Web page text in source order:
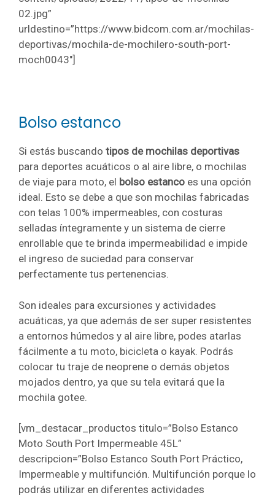
02.jpg”
urldestino=”https://www.bidcom.com.ar/mochilas-
deportivas/mochila-de-mochilero-south-port-
moch0043″]
Bolso estanco
Si estás buscando tipos de mochilas deportivas
para deportes acuáticos o al aire libre, o mochilas
de viaje para moto, el bolso estanco es una opción
ideal. Esto se debe a que son mochilas fabricadas
con telas 100% impermeables, con costuras
selladas íntegramente y un sistema de cierre
enrollable que te brinda impermeabilidad e impide
el ingreso de suciedad para conservar
perfectamente tus pertenencias.
Son ideales para excursiones y actividades
acuáticas, ya que además de ser super resistentes
a entornos húmedos y al aire libre, podes atarlas
fácilmente a tu moto, bicicleta o kayak. Podrás
colocar tu traje de neoprene o demás objetos
mojados dentro, ya que su tela evitará que la
mochila gotee.
[vm_destacar_productos titulo=”Bolso Estanco
Moto South Port Impermeable 45L”
descripcion=”Bolso Estanco South Port Práctico,
Impermeable y multifunción. Multifunción porque lo
podrás utilizar en diferentes actividades